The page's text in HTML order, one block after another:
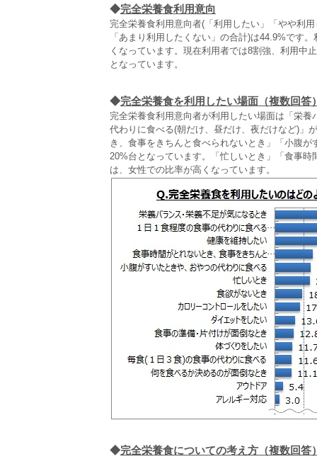
◆完全栄養食利用意向
完全栄養食利用意向者(「利用したい」「やや利
「あまり利用したくない」の合計)は44.9%です
くなっています。現在利用者では8割強、利用中
となっています。
◆完全栄養食を利用したい場面（複数回答
完全栄養食利用意向者が利用したい場面は「栄
代わりに食べる(朝だけ、昼だけ、夜だけなど)」
き、食事をきちんと食べられないとき」「小腹
20%台となっています。「忙しいとき」「食事
は、女性での比率が高くなっています。
◆完全栄養食についての考え方（複数回答